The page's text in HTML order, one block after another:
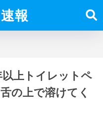
報
以上トイレットペ
の上で溶けてく